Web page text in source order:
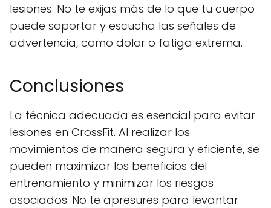
lesiones. No te exijas más de lo que tu cuerpo
puede soportar y escucha las señales de
advertencia, como dolor o fatiga extrema.
Conclusiones
La técnica adecuada es esencial para evitar
lesiones en CrossFit. Al realizar los
movimientos de manera segura y eficiente, se
pueden maximizar los beneficios del
entrenamiento y minimizar los riesgos
asociados. No te apresures para levantar